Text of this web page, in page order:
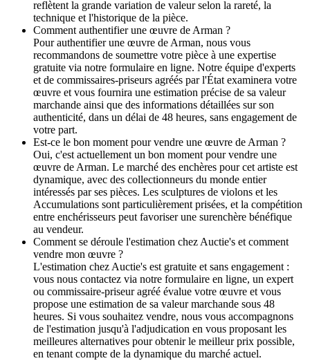
reflètent la grande variation de valeur selon la rareté, la
technique et l'historique de la pièce.
Comment authentifier une œuvre de Arman ?
Pour authentifier une œuvre de Arman, nous vous
recommandons de soumettre votre pièce à une expertise
gratuite via notre formulaire en ligne. Notre équipe d'experts
et de commissaires-priseurs agréés par l'État examinera votre
œuvre et vous fournira une estimation précise de sa valeur
marchande ainsi que des informations détaillées sur son
authenticité, dans un délai de 48 heures, sans engagement de
votre part.
Est-ce le bon moment pour vendre une œuvre de Arman ?
Oui, c'est actuellement un bon moment pour vendre une
œuvre de Arman. Le marché des enchères pour cet artiste est
dynamique, avec des collectionneurs du monde entier
intéressés par ses pièces. Les sculptures de violons et les
Accumulations sont particulièrement prisées, et la compétition
entre enchérisseurs peut favoriser une surenchère bénéfique
au vendeur.
Comment se déroule l'estimation chez Auctie's et comment
vendre mon œuvre ?
L'estimation chez Auctie's est gratuite et sans engagement :
vous nous contactez via notre formulaire en ligne, un expert
ou commissaire-priseur agréé évalue votre œuvre et vous
propose une estimation de sa valeur marchande sous 48
heures. Si vous souhaitez vendre, nous vous accompagnons
de l'estimation jusqu'à l'adjudication en vous proposant les
meilleures alternatives pour obtenir le meilleur prix possible,
en tenant compte de la dynamique du marché actuel.